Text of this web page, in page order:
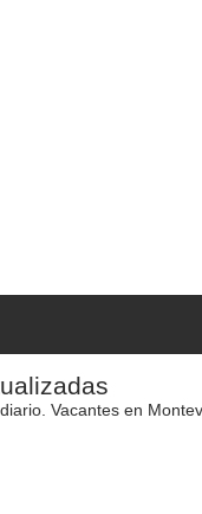
Vacantes en